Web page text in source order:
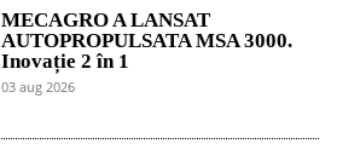
MECAGRO A LANSAT
AUTOPROPULSATA MSA 3000.
Inovație 2 în 1
03 aug 2026